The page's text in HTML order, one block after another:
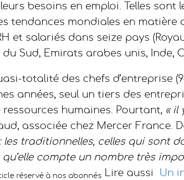
leurs besoins en emploi. Telles
tendances mondiales en matière
et salariés dans seize pays
du Sud, Emirats arabes unis, Inde,
totalité des chefs d’entreprise
années, seul un tiers des
ressources humaines. Pourtant, « il
associée chez Mercer France.
les traditionnelles, celles qui sont
compte un nombre très
réservé à nos abonnés Lire aussi Un